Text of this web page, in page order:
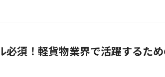
必須！軽貨物業界で活躍するた